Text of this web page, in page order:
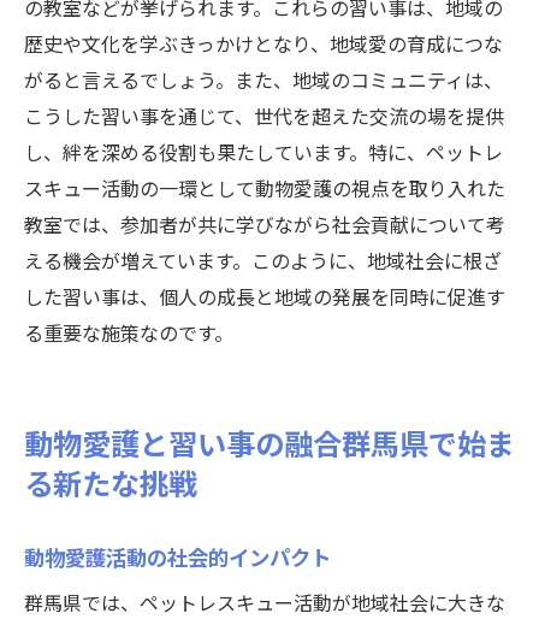
の教室などが挙げられます。これらの習い事は、地域の
歴史や文化を学ぶきっかけとなり、地域愛の育成につな
がると言えるでしょう。また、地域のコミュニティは、
こうした習い事を通じて、世代を超えた交流の場を提供
し、絆を深める役割も果たしています。特に、ペットレ
スキュー活動の一環として動物愛護の視点を取り入れた
教室では、参加者が共に学びながら社会貢献について考
える機会が増えています。このように、地域社会に根ざ
した習い事は、個人の成長と地域の発展を同時に促進す
る重要な施策なのです。
動物愛護と習い事の融合群馬県で始ま
る新たな挑戦
動物愛護活動の社会的インパクト
群馬県では、ペットレスキュー活動が地域社会に大きな